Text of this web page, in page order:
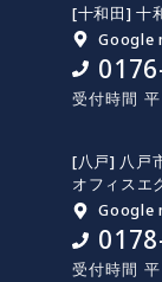
[十和田] 十
Google
受付時間
[八戸] 八戸
オフィスエ
Google
受付時間